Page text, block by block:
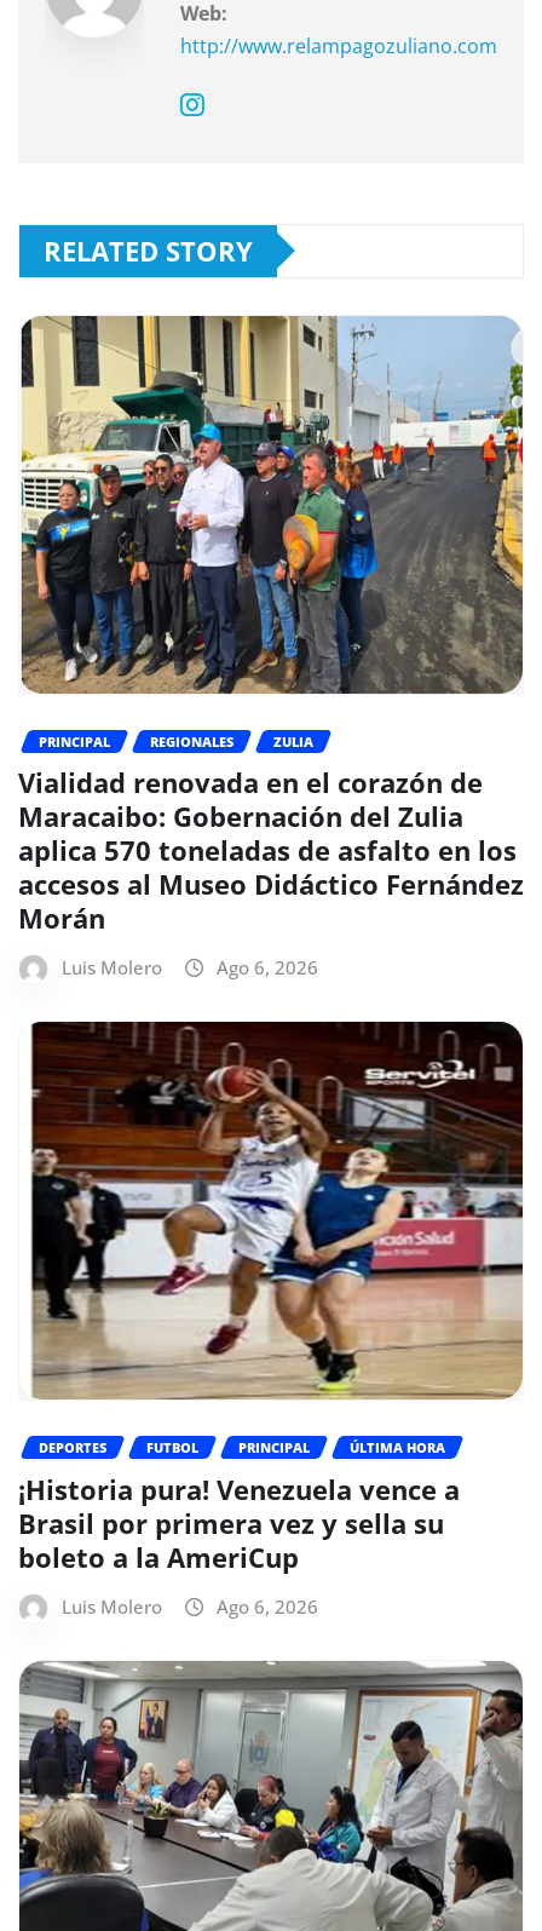
Web:
http://www.relampagozuliano.com
RELATED STORY
PRINCIPAL REGIONALES ZULIA
Vialidad renovada en el corazón de
Maracaibo: Gobernación del Zulia
aplica 570 toneladas de asfalto en los
accesos al Museo Didáctico Fernández
Morán
Luis Molero Ago 6, 2026
DEPORTES FUTBOL PRINCIPAL ÚLTIMA HORA
¡Historia pura! Venezuela vence a
Brasil por primera vez y sella su
boleto a la AmeriCup
Luis Molero Ago 6, 2026